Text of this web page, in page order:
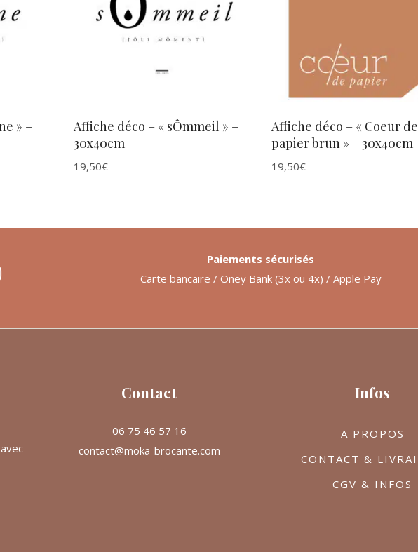
» –
AJOUTER AU PANIER
Affiche déco – « sÔmmeil » –
30x40cm
19,50€
Affiche déco – « Coeur de
papier brun » – 30x40cm
19,50€
Contact
06 75 46 57 16
contact@moka-brocante.com
Infos
A PROPOS
CONTACT &
CGV & INFOS
Paiements sécurisés
Carte bancaire / Oney Bank (3x ou 4x) / Apple Pay